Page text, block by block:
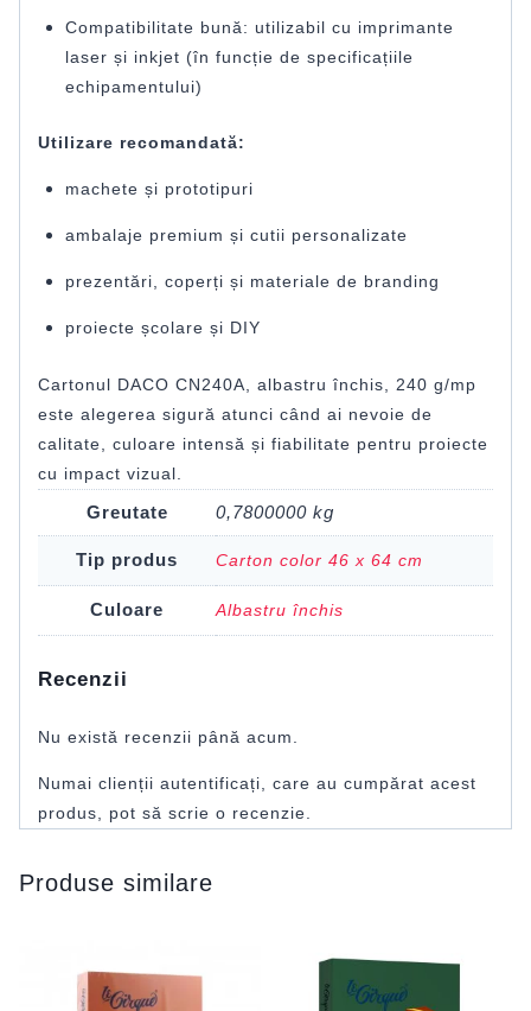
Compatibilitate bună: utilizabil cu imprimante
laser și inkjet (în funcție de specificațiile
echipamentului)
Utilizare recomandată:
machete și prototipuri
ambalaje premium și cutii personalizate
prezentări, coperți și materiale de branding
proiecte școlare și DIY
Cartonul DACO CN240A, albastru închis, 240 g/mp
este alegerea sigură atunci când ai nevoie de
calitate, culoare intensă și fiabilitate pentru proiecte
cu impact vizual.
Greutate 0,7800000 kg
Tip produs Carton color 46 x 64 cm
Culoare Albastru închis
Recenzii
Nu există recenzii până acum.
Numai clienții autentificați, care au cumpărat acest
produs, pot să scrie o recenzie.
Produse similare